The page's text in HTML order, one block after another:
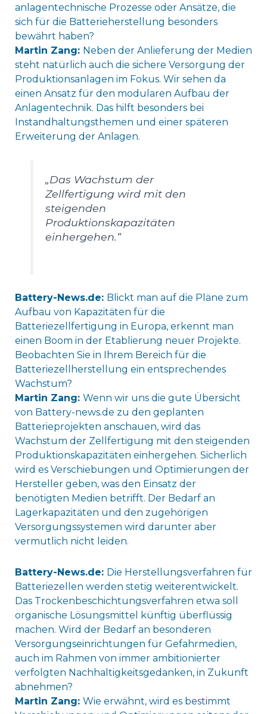
anlagentechnische Prozesse oder Ansätze, die
sich für die Batterieherstellung besonders
bewährt haben?
Martin Zang: Neben der Anlieferung der Medien
steht natürlich auch die sichere Versorgung der
Produktionsanlagen im Fokus. Wir sehen da
einen Ansatz für den modularen Aufbau der
Anlagentechnik. Das hilft besonders bei
Instandhaltungsthemen und einer späteren
Erweiterung der Anlagen.
„Das Wachstum der
Zellfertigung wird mit den
steigenden
Produktionskapazitäten
einhergehen.“
Battery-News.de: Blickt man auf die Pläne zum
Aufbau von Kapazitäten für die
Batteriezellfertigung in Europa, erkennt man
einen Boom in der Etablierung neuer Projekte.
Beobachten Sie in Ihrem Bereich für die
Batteriezellherstellung ein entsprechendes
Wachstum?
Martin Zang: Wenn wir uns die gute Übersicht
von Battery-news.de zu den geplanten
Batterieprojekten anschauen, wird das
Wachstum der Zellfertigung mit den steigenden
Produktionskapazitäten einhergehen. Sicherlich
wird es Verschiebungen und Optimierungen der
Hersteller geben, was den Einsatz der
benötigten Medien betrifft. Der Bedarf an
Lagerkapazitäten und den zugehörigen
Versorgungssystemen wird darunter aber
vermutlich nicht leiden.
Battery-News.de: Die Herstellungsverfahren für
Batteriezellen werden stetig weiterentwickelt.
Das Trockenbeschichtungsverfahren etwa soll
organische Lösungsmittel künftig überflüssig
machen. Wird der Bedarf an besonderen
Versorgungseinrichtungen für Gefahrmedien,
auch im Rahmen von immer ambitionierter
verfolgten Nachhaltigkeitsgedanken, in Zukunft
abnehmen?
Martin Zang: Wie erwähnt, wird es bestimmt